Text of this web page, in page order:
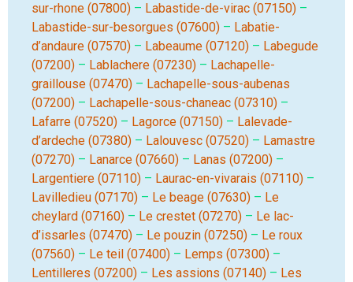
sur-rhone (07800) – Labastide-de-virac (07150) –
Labastide-sur-besorgues (07600) – Labatie-
d’andaure (07570) – Labeaume (07120) – Labegude
(07200) – Lablachere (07230) – Lachapelle-
graillouse (07470) – Lachapelle-sous-aubenas
(07200) – Lachapelle-sous-chaneac (07310) –
Lafarre (07520) – Lagorce (07150) – Lalevade-
d’ardeche (07380) – Lalouvesc (07520) – Lamastre
(07270) – Lanarce (07660) – Lanas (07200) –
Largentiere (07110) – Laurac-en-vivarais (07110) –
Lavilledieu (07170) – Le beage (07630) – Le
cheylard (07160) – Le crestet (07270) – Le lac-
d’issarles (07470) – Le pouzin (07250) – Le roux
(07560) – Le teil (07400) – Lemps (07300) –
Lentilleres (07200) – Les assions (07140) – Les